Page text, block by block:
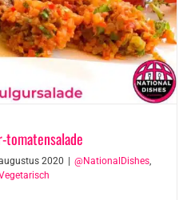
tomatensalade
2020 @NationalDishes,